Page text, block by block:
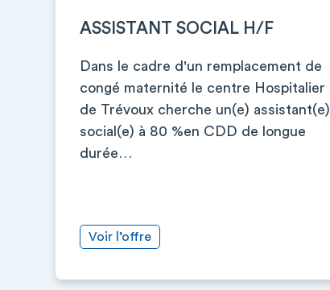
ASSISTANT SOCIAL H/F
Dans le cadre d'un remplacement de
congé maternité le centre Hospitalier
de Trévoux cherche un(e) assistant(e)
social(e) à 80 %en CDD de longue
durée…
Voir l’offre